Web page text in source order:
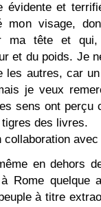
et
mon visage,
ma tête et
et du poids. Je
les autres, car
je veux
sens ont perçu
des livres.
collaboration
en dehors
Rome quelque
à titre